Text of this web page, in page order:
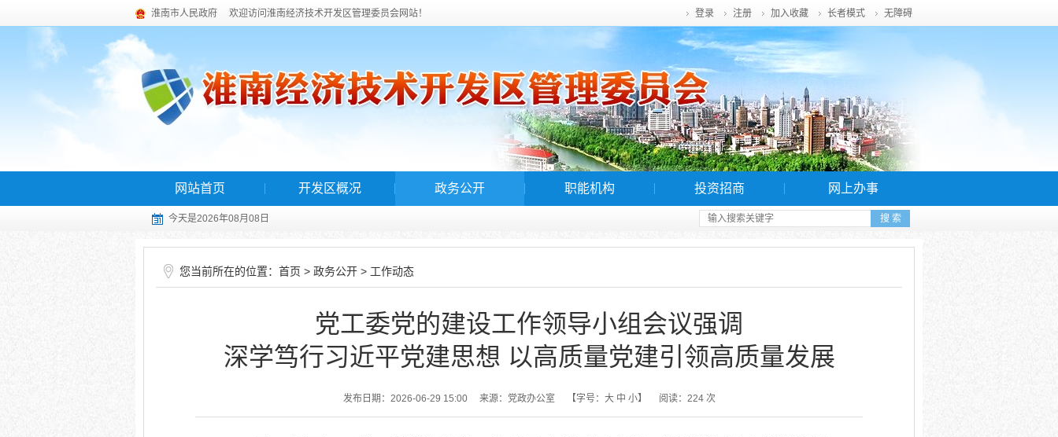
淮南市人民政府 欢迎访问淮南经济技术开发区管理委员会网站！ 登录 注册 加入收藏 长者模式 无障碍
网站首页 开发区概况 政务公开 职能机构 投资招商 网上办事
今天是2026年08月08日
您当前所在的位置： 首页 > 政务公开 > 工作动态
党工委党的建设工作领导小组会议强调
深学笃行习近平党建思想 以高质量党建引领高质量发展
发布日期：2026-06-29 15:00 来源：党政办公室 【字号： 大 中 小】 阅读： 224次